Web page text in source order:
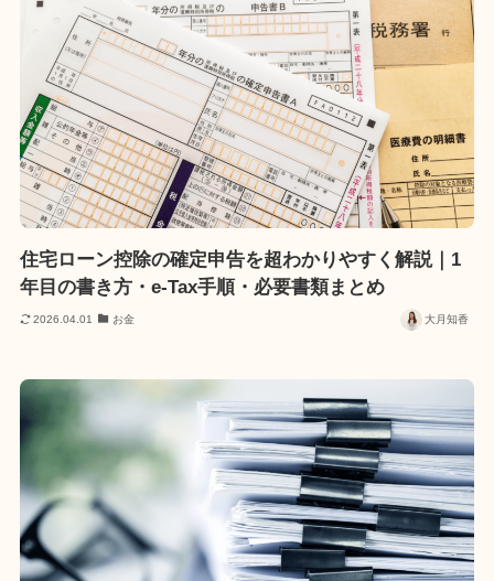
住宅ローン控除の確定申告を超わかりやすく解説｜1
年目の書き方・e-Tax手順・必要書類まとめ
2026.04.01 お金 大月知香